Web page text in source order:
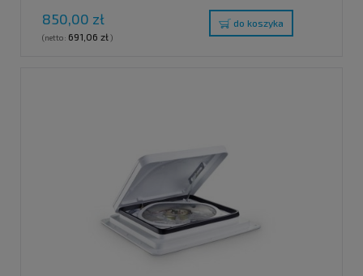
850,00 zł
(netto: 691,06 zł)
do koszyka